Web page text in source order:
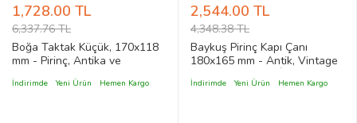
1,728.00 TL
6,337.76 TL
Boğa Taktak Küçük, 170x118
mm - Pirinç, Antika ve
İndirimde Yeni Ürün Hemen Kargo
2,544.00 TL
4,348.38 TL
Baykuş Pirinç Kapı Çanı
180x165 mm - Antik, Vintage
Mekan Kapı Çan
İndirimde Yeni Ürün Hemen Kargo